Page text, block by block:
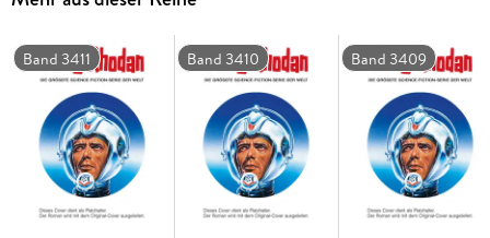
ursprüngliche PHOENIX ist derzeit aber unter dem
Kommando von ­Reginald Bull auf der Suche nach dem
Auf Terra, der Wiege der Menschheit, wurde durch ein
Versehen ein hypermagnetischer Puls ausgelöst, der sich von
dort ausbreitete und überall, wo er eintraf, Reproiden
aktivierte. Diese Konstruktionen aus Metall können nur eines:
Band 3411 Band 3410 Band 3409